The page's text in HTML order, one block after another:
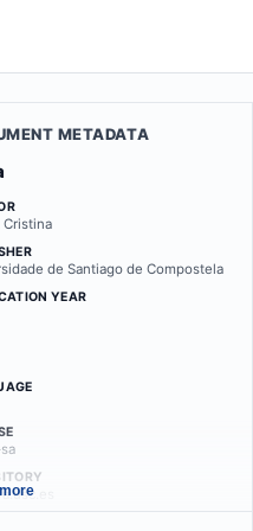
METADATA
Cristina
de Santiago de Compostela
YEAR